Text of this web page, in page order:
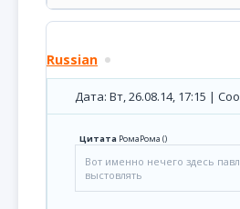
Russian
Дата: Вт, 26.08.14, 17:15 |
Цитата РомаРома ()
Вот именно нечего здесь
выстовлять